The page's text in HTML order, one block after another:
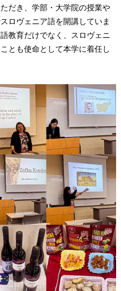
だき、学部・大学院の授業や
ロヴェニア語を開講していま
教育だけでなく、スロヴェニ
とも使命として本学に着任し